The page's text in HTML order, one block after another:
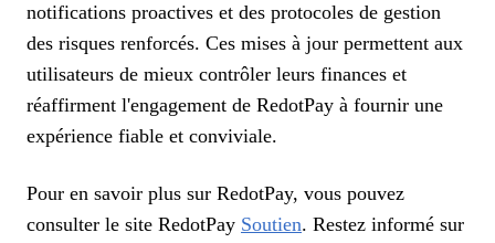
notifications proactives et des protocoles de gestion
des risques renforcés. Ces mises à jour permettent aux
utilisateurs de mieux contrôler leurs finances et
réaffirment l'engagement de RedotPay à fournir une
expérience fiable et conviviale.
Pour en savoir plus sur RedotPay, vous pouvez
consulter le site RedotPay Soutien. Restez informé sur